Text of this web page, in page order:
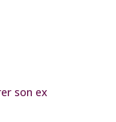
son ex